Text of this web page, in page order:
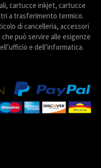
cartucce inkjet, cartucce
a trasferimento termico.
di cancelleria, accessori
può servire alle esigenze
e dell’informatica.